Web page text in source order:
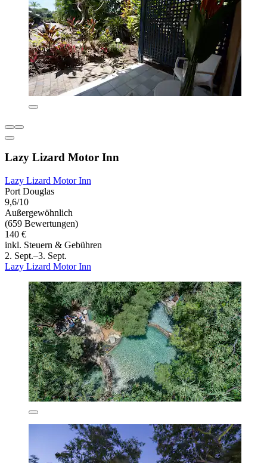
Lazy Lizard Motor Inn
Lazy Lizard Motor Inn
Port Douglas
9,6/10
Außergewöhnlich
(659 Bewertungen)
140 €
inkl. Steuern & Gebühren
2. Sept.–3. Sept.
Lazy Lizard Motor Inn